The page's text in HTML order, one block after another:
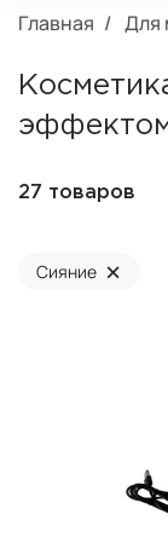
Главная Для
27 товаров
Сияние ×